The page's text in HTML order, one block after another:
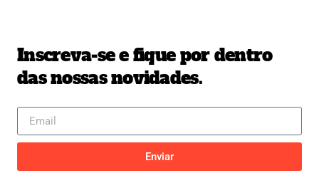
Inscreva-se e fique por dentro
das nossas novidades.
Enviar